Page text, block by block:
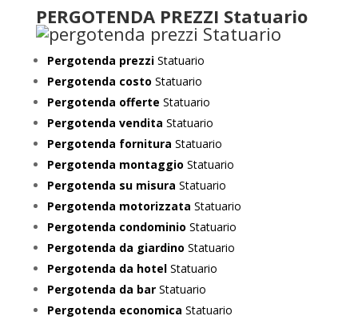
PERGOTENDA PREZZI Statuario
Pergotenda prezziStatuario
Pergotenda costo Statuario
Pergotenda offerte Statuario
Pergotenda vendita Statuario
Pergotenda fornitura Statuario
Pergotenda montaggio Statuario
Pergotenda su misura Statuario
Pergotenda motorizzata Statuario
Pergotenda condominio Statuario
Pergotenda da giardino Statuario
Pergotenda da hotelStatuario
Pergotenda da barStatuario
Pergotenda economica Statuario